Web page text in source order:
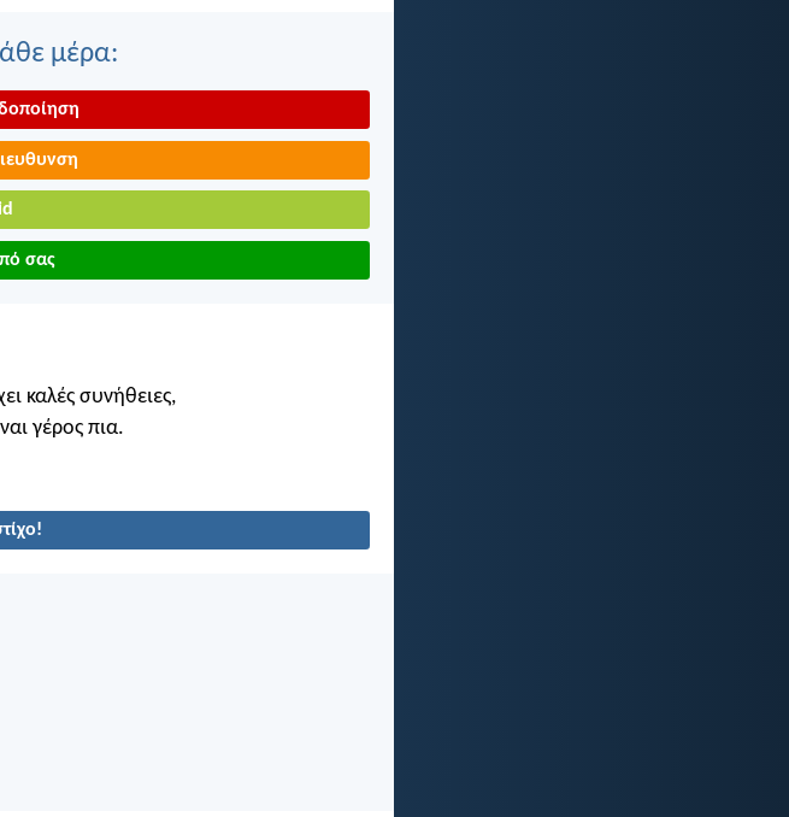
μέρα:
σας
καλές συνήθειες,
γέρος πια.